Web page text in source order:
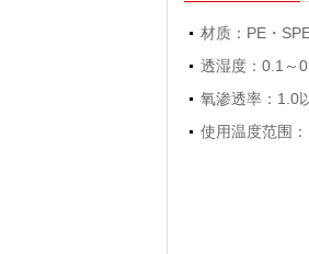
材质：PE・
透湿度：0.1～
氧渗透率：1.0
使用温度范围